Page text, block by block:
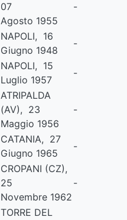
07
Agosto 1955
-
NAPOLI, 16
Giugno 1948
-
NAPOLI, 15
Luglio 1957
-
ATRIPALDA
(AV), 23
Maggio 1956
-
CATANIA, 27
Giugno 1965
-
CROPANI (CZ),
25
Novembre 1962
-
TORRE DEL